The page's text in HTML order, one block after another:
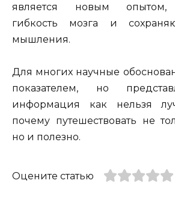
является новым
гибкость мозга и
мышления.
Для многих научные
показателем, но
информация как нельзя
почему путешествовать не
но и полезно.
Оцените статью